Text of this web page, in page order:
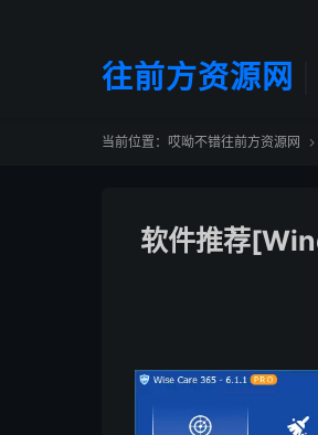
往前方资源网
当前位置： 哎呦不错往前方资源网 
软件推荐